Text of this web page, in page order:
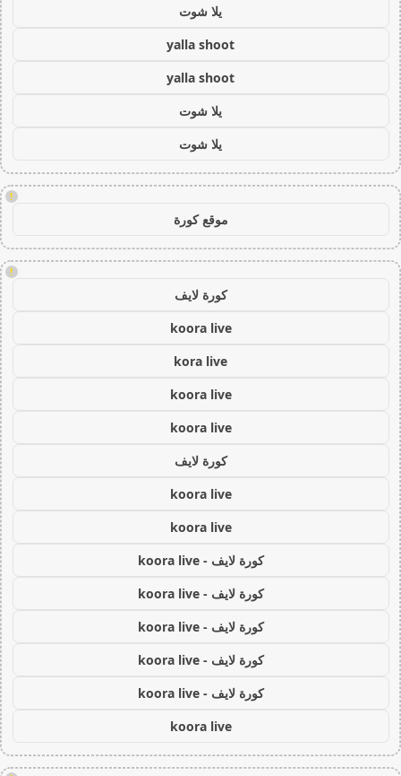
يلا شوت
yalla shoot
yalla shoot
يلا شوت
يلا شوت
!
موقع كورة
!
كورة لايف
koora live
kora live
koora live
koora live
كورة لايف
koora live
koora live
كورة لايف - koora live
كورة لايف - koora live
كورة لايف - koora live
كورة لايف - koora live
كورة لايف - koora live
koora live